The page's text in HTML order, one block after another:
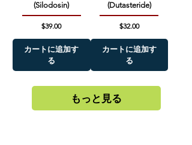
(Silodosin)
価格
$39.00
カートに追加す
る
(Dutasteride)
価格
$32.00
カートに追加す
る
もっと見る